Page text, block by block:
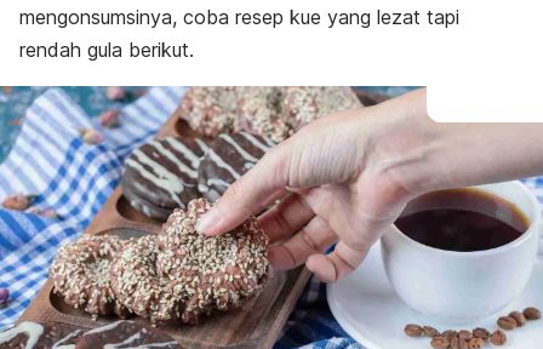
mengonsumsinya, coba resep kue yang lezat tapi
rendah gula berikut.